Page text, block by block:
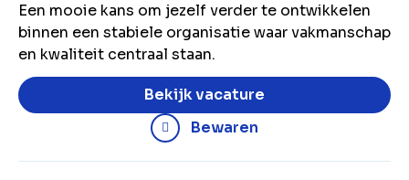
Een mooie kans om jezelf verder te ontwikkelen
binnen een stabiele organisatie waar vakmanschap
en kwaliteit centraal staan.
Bekijk vacature
Bewaren